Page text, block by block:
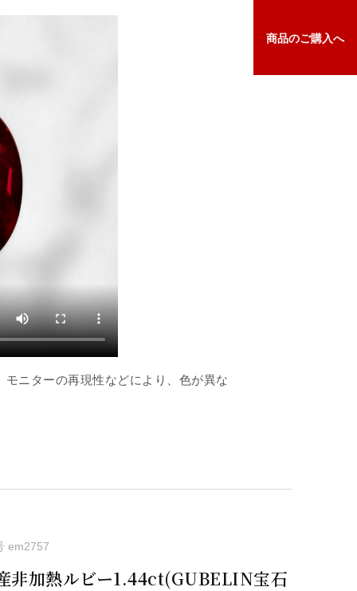
ニターの再現性などにより、色が異な
em2757
非加熱ルビー1.44ct(GUBELIN宝石
商品のご購入へ